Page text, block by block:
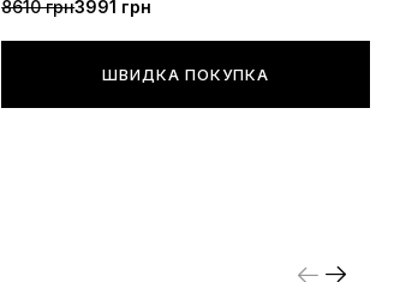
8610 грн3991 грн
ШВИДКА ПОКУПКА